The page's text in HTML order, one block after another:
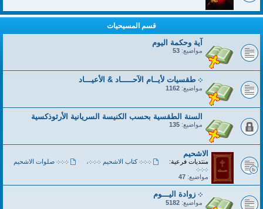
قسم المسيحيات
آية وحكمة اليوم
مواضيع: 53
܀ طقسيات لأيــام الآحـــــاد & الأعيـــاد
مواضيع: 1162
السنة الطقسية بحسب الكنيسة السريانية الأرثوذكسية
مواضيع: 135
الاشحيم
منتديات فرعية: ܀܀܀ كتاب الاشحيم ܀܀܀،
܀܀܀ صلوات الاشحيم
܀܀܀
مواضيع: 47
܀ زوادة اليـــوم
مواضيع: 5182